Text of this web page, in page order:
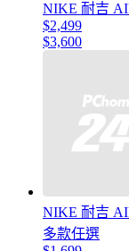
NIKE 耐吉
$2,499
$3,600
NIKE 耐吉
多款任選